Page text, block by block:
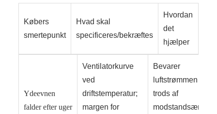
Købers
smertepunkt
Hvad skal
specificeres/bekræftes
Hvordan
det
hjælper
Ydeevnen
falder efter uger
Ventilatorkurve
ved
driftstemperatur;
margen for
Bevarer
luftstrømmen på
trods af